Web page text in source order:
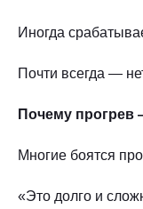
Иногда
Почти всегда —
Почему прогрев
Многие боятся
«Это долго и